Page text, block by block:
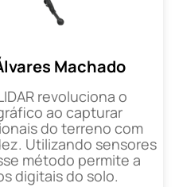
Machado
revoluciona o
ao capturar
do terreno com
Utilizando sensores
método permite a
digitais do solo.